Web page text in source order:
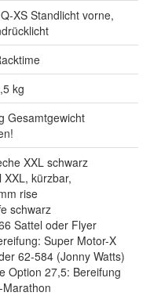
XS Standlicht vorne,
kg
Gesamtgewicht
XXL schwarz
XXL, kürzbar,
rise
schwarz
Sattel oder Flyer
Super Motor-X
62-584 (Jonny Watts)
Option 27,5: Bereifung